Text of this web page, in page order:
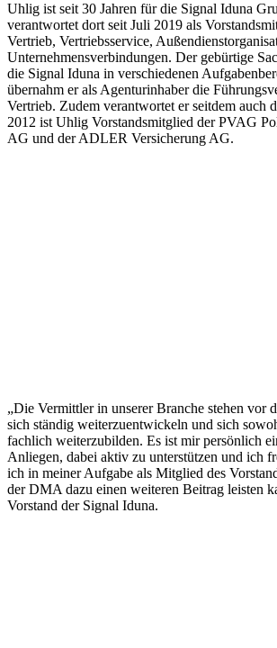
Uhlig ist seit 30 Jahren für die Signal Iduna
verantwortet dort seit Juli 2019 als
Vertrieb, Vertriebsservice,
Unternehmensverbindungen. Der gebürtige
die Signal Iduna in verschiedenen
übernahm er als Agenturinhaber die
Vertrieb. Zudem verantwortet er seitdem auch
2012 ist Uhlig Vorstandsmitglied der PVAG
AG und der ADLER Versicherung AG.
„Die Vermittler in unserer Branche stehen vor
sich ständig weiterzuentwickeln und sich
fachlich weiterzubilden. Es ist mir persönlich
Anliegen, dabei aktiv zu unterstützen und ich
ich in meiner Aufgabe als Mitglied des
der DMA dazu einen weiteren Beitrag leisten
Vorstand der Signal Iduna.